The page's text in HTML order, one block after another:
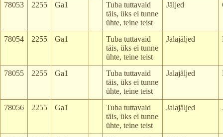
78053 2255 Ga1
Tuba tuttavaid
täis, üks ei tunne
ühte, teine teist
Jäljed
78054 2255 Ga1
Tuba tuttavaid
täis, üks ei tunne
ühte, teine teist
Jalajäljed
78055 2255 Ga1
Tuba tuttavaid
täis, üks ei tunne
ühte, teine teist
Jalajäljed
78056 2255 Ga1
Tuba tuttavaid
täis, üks ei tunne
ühte, teine teist
Jalajäljed